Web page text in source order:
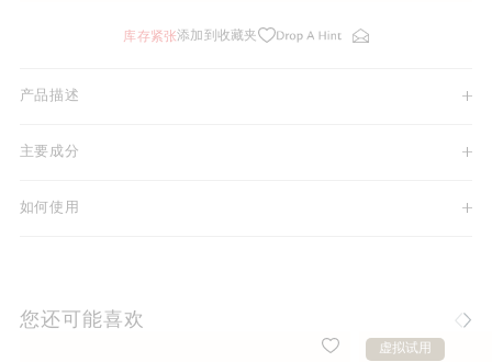
库存紧张添加到收藏夹
产品描述
主要成分
如何使用
您还可能喜欢
虚拟试用